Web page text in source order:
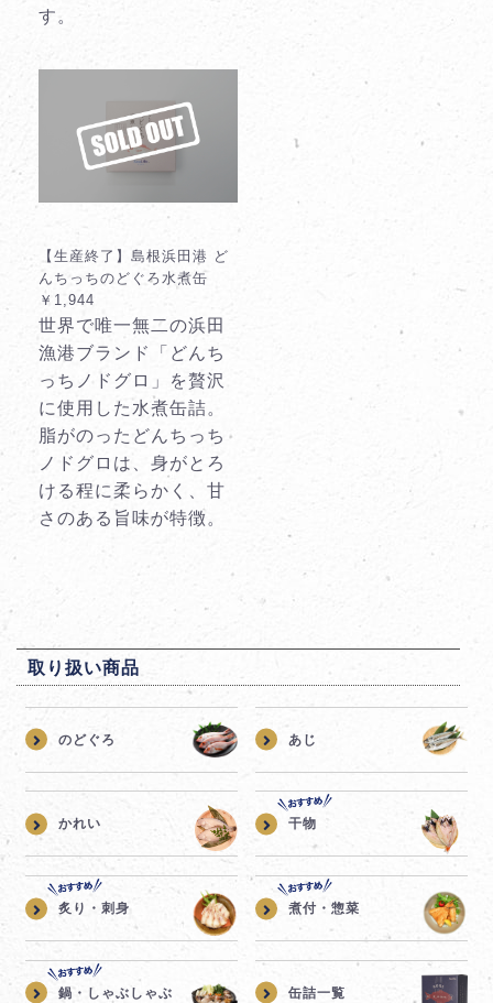
す。
【生産終了】島根浜田港 ど
んちっちのどぐろ水煮缶
￥1,944
世界で唯一無二の浜田
漁港ブランド「どんち
っちノドグロ」を贅沢
に使用した水煮缶詰。
脂がのったどんちっち
ノドグロは、身がとろ
ける程に柔らかく、甘
さのある旨味が特徴。
取り扱い商品
のどぐろ あじ
かれい 干物
炙り・刺身 煮付・惣菜
鍋・しゃぶしゃぶ 缶詰一覧